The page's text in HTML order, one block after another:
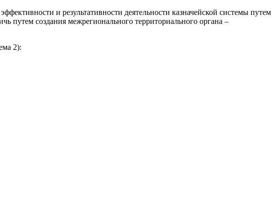
и результативности деятельности казначейской системы путем
путем создания межрегионального территориального органа –
2):